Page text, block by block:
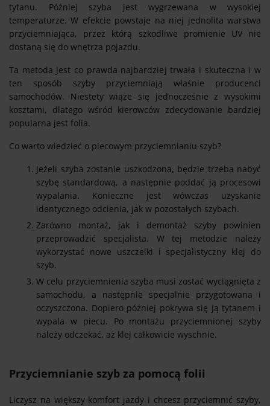
tytanu. Później szyba jest wygrzewana w wysokiej
temperaturze. W efekcie powstaje na niej jednolita warstwa
przyciemniająca, przez którą szkodliwe promienie UV nie
dostaną się do wnętrza pojazdu.
Ta metoda jest co prawda najbardziej trwała i skuteczna i w
ten sposób szyby przyciemniają właśnie producenci
samochodów. Niestety wiąże się jednocześnie z wysokimi
kosztami, dlatego wśród kierowców zdecydowanie bardziej
popularna jest folia.
Co warto wiedzieć o piecowym przyciemnianiu szyb?
Jeżeli szyba zostanie uszkodzona, będzie trzeba nabyć
szybę standardową, a następnie poddać ją procesowi
wypalania. Konieczne jest wówczas uzyskanie
identycznego odcienia, jak w pozostałych szybach.
Zarówno montaż, jak i demontaż szyby powinien
przeprowadzić specjalista. W tej metodzie należy
wykorzystać nowe uszczelki i specjalistyczny klej do
szyb.
W celu przyciemnienia szyba musi zostać wyciągnięta z
samochodu, a następnie specjalnie przygotowana i
oczyszczona. Dopiero później pokrywa się ją tytanem i
wypala w piecu. Po montażu przyciemnionej szyby
należy odczekać, aż klej całkowicie wyschnie.
Przyciemnianie szyb za pomocą folii
Liczysz na większy komfort jazdy i chcesz przyciemnić szyby,